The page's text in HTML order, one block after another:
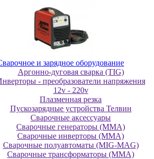
и зарядное оборудование
Аргонно-дуговая сварка (TIG)
- преобразователи напряжения
12v - 220v
Плазменная резка
Пускозарядные устройства Телвин
Сварочные аксессуары
Сварочные генераторы (MMA)
Сварочные инверторы (MMA)
Сварочные полуавтоматы (MIG-MAG)
Сварочные трансформаторы (MMA)